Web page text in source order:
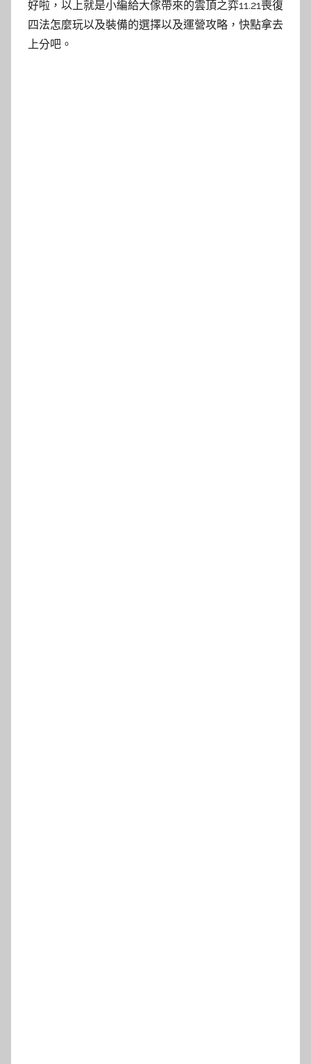
好啦，以上就是小編給大傢帶來的雲頂之弈11.21喪復
四法怎麼玩以及裝備的選擇以及運營攻略，快點拿去
上分吧。